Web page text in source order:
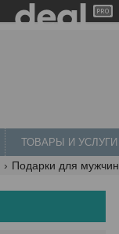
ТОВАРЫ И УСЛУГИ
Подарки для мужчин